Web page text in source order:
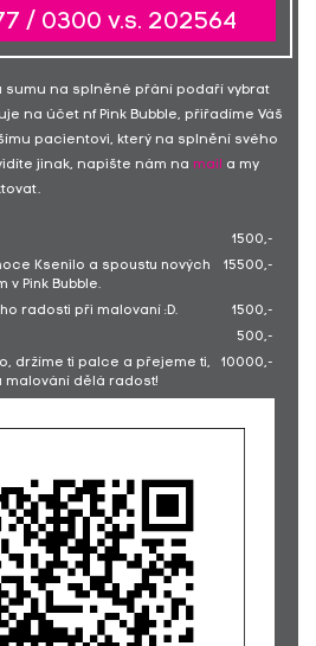
/ 0300 v.s. 202564
sumu na splněné přání podaří vybrat
na účet nf Pink Bubble, přiřadíme Váš
pacientovi, který na splnění svého
jinak, napište nám na mail
a my
1500,-
Ksenilo a spoustu nových
v Pink Bubble.
15500,-
radosti při malovaní :D.
1500,-
500,-
držíme ti palce a přejeme ti,
malování dělá radost!
10000,-